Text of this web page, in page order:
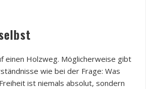
einen Holzweg. Möglicherweise gibt
wie bei der Frage: Was
ist niemals absolut, sondern